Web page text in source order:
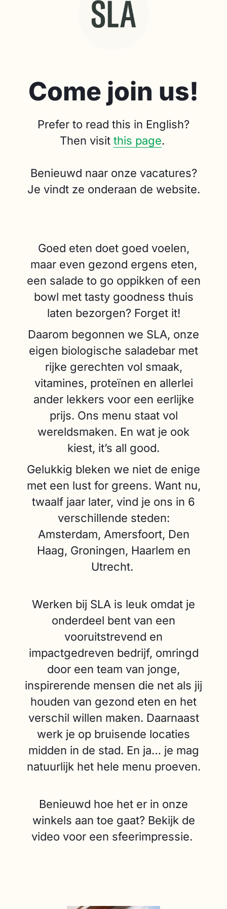
Come join us!
Prefer to read this in English?
Then visit this page.
Benieuwd naar onze vacatures?
Je vindt ze onderaan de website.
Goed eten doet goed voelen,
maar even gezond ergens eten,
een salade to go oppikken of een
bowl met tasty goodness thuis
laten bezorgen? Forget it!
Daarom begonnen we SLA, onze
eigen biologische saladebar met
rijke gerechten vol smaak,
vitamines, proteïnen en allerlei
ander lekkers voor een eerlijke
prijs. Ons menu staat vol
wereldsmaken. En wat je ook
kiest, it’s all good.
Gelukkig bleken we niet de enige
met een lust for greens. Want nu,
twaalf jaar later, vind je ons in 6
verschillende steden:
Amsterdam, Amersfoort, Den
Haag, Groningen, Haarlem en
Utrecht.
Werken bij SLA is leuk omdat je
onderdeel bent van een
vooruitstrevend en
impactgedreven bedrijf, omringd
door een team van jonge,
inspirerende mensen die net als jij
houden van gezond eten en het
verschil willen maken. Daarnaast
werk je op bruisende locaties
midden in de stad. En ja… je mag
natuurlijk het hele menu proeven.
Benieuwd hoe het er in onze
winkels aan toe gaat? Bekijk de
video voor een sfeerimpressie.